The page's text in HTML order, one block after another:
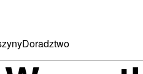
Doradztwo